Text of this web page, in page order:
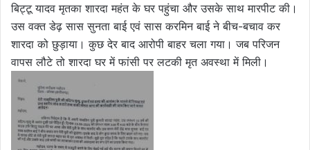
बिट्टू यादव मृतका शारदा महंत के घर पहुंचा और उसके साथ मारपीट की।
उस वक्त डेढ़ सास सुनता बाई एवं सास करमिन बाई ने बीच-बचाव कर
शारदा को छुड़ाया। कुछ देर बाद आरोपी बाहर चला गया। जब परिजन
वापस लौटे तो शारदा घर में फांसी पर लटकी मृत अवस्था में मिली।